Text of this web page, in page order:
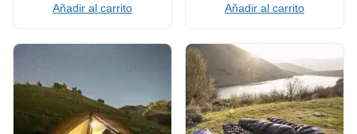
Añadir al carrito Añadir al carrito